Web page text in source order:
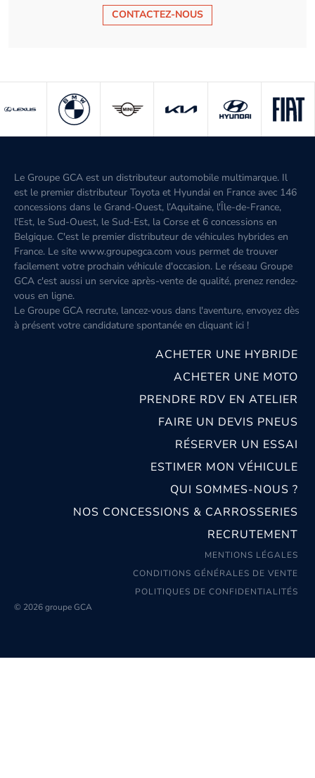
CONTACTEZ-NOUS
Le Groupe GCA est un distributeur automobile multimarque. Il
est le premier distributeur Toyota et Hyundai en France avec 146
concessions dans le Grand-Ouest, l’Aquitaine, l'Île-de-France,
l'Est, le Sud-Ouest, le Sud-Est, la Corse et 6 concessions en
Belgique. C'est le premier distributeur de véhicules hybrides en
France. Le site www.groupegca.com vous permet de trouver
facilement votre prochain véhicule d'occasion. Le réseau Groupe
GCA c'est aussi un service après-vente de qualité, prenez rendez-
vous en ligne.
Le Groupe GCA recrute, lancez-vous dans l'aventure, envoyez dès
à présent votre candidature spontanée en cliquant ici !
ACHETER UNE HYBRIDE
ACHETER UNE MOTO
PRENDRE RDV EN ATELIER
FAIRE UN DEVIS PNEUS
RÉSERVER UN ESSAI
ESTIMER MON VÉHICULE
QUI SOMMES-NOUS ?
NOS CONCESSIONS & CARROSSERIES
RECRUTEMENT
MENTIONS LÉGALES
CONDITIONS GÉNÉRALES DE VENTE
POLITIQUES DE CONFIDENTIALITÉS
© 2026 groupe GCA